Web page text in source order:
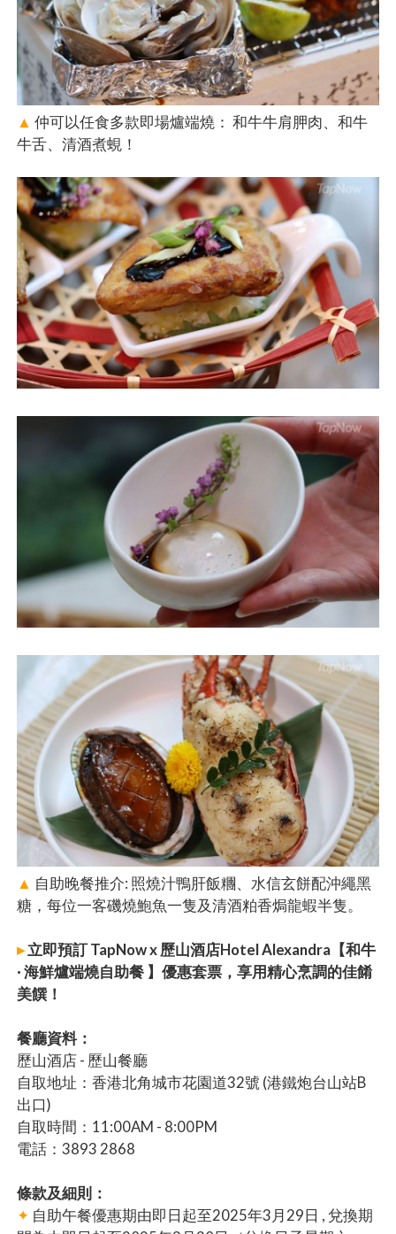
▲ 仲可以任食多款即場爐端燒： 和牛牛肩胛肉、和牛
牛舌、清酒煮蜆！
▲ 自助晚餐推介: 照燒汁鴨肝飯糰、水信玄餅配沖繩黑
糖，每位一客磯燒鮑魚一隻及清酒粕香焗龍蝦半隻。
▸立即預訂 TapNow x 歷山酒店Hotel Alexandra【和牛
· 海鮮爐端燒自助餐 】優惠套票，享用精心烹調的佳餚
美饌！
餐廳資料：
歷山酒店 - 歷山餐廳
自取地址：香港北角城市花園道32號 (港鐵炮台山站B
出口)
自取時間：11:00AM - 8:00PM
電話：3893 2868
條款及細則：
✦ 自助午餐優惠期由即日起至2025年3月29日 , 兌換期